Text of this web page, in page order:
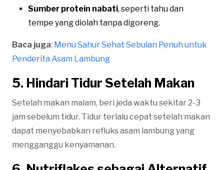
Sumber protein nabati, seperti tahu dan
tempe yang diolah tanpa digoreng.
Baca juga: Menu Sahur Sehat Sebulan Penuh untuk
Penderita Asam Lambung
5. Hindari Tidur Setelah Makan
Setelah makan malam, beri jeda waktu sekitar 2-3
jam sebelum tidur. Tidur terlalu cepat setelah makan
dapat menyebabkan refluks asam lambung yang
mengganggu kenyamanan.